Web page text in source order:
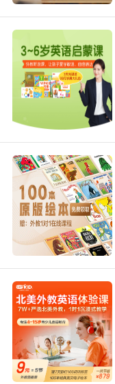
继凯特·格林纳
后天才画家威廉
艳了世界。这本
世纪末美国西部
给孩子的波澜壮
故事根据“动物
在作者特有的温
和老电影式的分
电影纪录片在
望、生命的尊严
我们深受感动
思考中。此外，
安元素的红色封
撼的大开本设计
本爱好者的收藏
光彩。
2.作、绘、译者信